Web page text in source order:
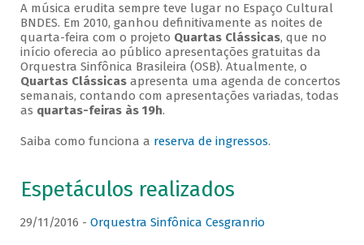
A música erudita sempre teve lugar no Espaço Cultural
BNDES. Em 2010, ganhou definitivamente as noites de
quarta-feira com o projeto Quartas Clássicas, que no
início oferecia ao público apresentações gratuitas da
Orquestra Sinfônica Brasileira (OSB). Atualmente, o
Quartas Clássicasapresenta uma agenda de concertos
semanais, contando com apresentações variadas, todas
as quartas-feiras às 19h.
Saiba como funciona a reserva de ingressos.
Espetáculos realizados
29/11/2016 - Orquestra Sinfônica Cesgranrio